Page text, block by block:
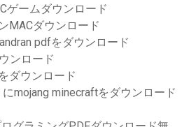
ゲームダウンロード
MACダウンロード
pdfをダウンロード
ンロード
ダウンロード
mojang minecraftをダウンロード